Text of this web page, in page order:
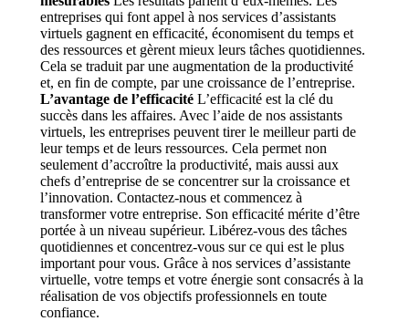
entreprises qui font appel à nos services d’assistants
virtuels gagnent en efficacité, économisent du temps et
des ressources et gèrent mieux leurs tâches quotidiennes.
Cela se traduit par une augmentation de la productivité
et, en fin de compte, par une croissance de l’entreprise.
L’avantage de l’efficacité L’efficacité est la clé du
succès dans les affaires. Avec l’aide de nos assistants
virtuels, les entreprises peuvent tirer le meilleur parti de
leur temps et de leurs ressources. Cela permet non
seulement d’accroître la productivité, mais aussi aux
chefs d’entreprise de se concentrer sur la croissance et
l’innovation. Contactez-nous et commencez à
transformer votre entreprise. Son efficacité mérite d’être
portée à un niveau supérieur. Libérez-vous des tâches
quotidiennes et concentrez-vous sur ce qui est le plus
important pour vous. Grâce à nos services d’assistante
virtuelle, votre temps et votre énergie sont consacrés à la
réalisation de vos objectifs professionnels en toute
confiance.